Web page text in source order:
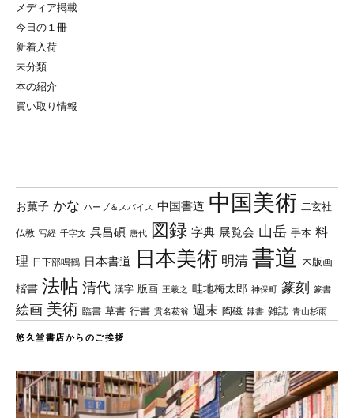
メディア掲載
今日の１冊
新着入荷
未分類
本の紹介
買い取り情報
お菓子 かな ハーブ＆スパイス 中国書道 中国美術 二玄社
仏教 写経 千字文 呉昌碩 唐代 図録 字典 展覧会 山岳 手本 料
理 日下部鳴鶴 日本書道 日本美術 明清 書道 木版画
楷書 法帖 清代 漢字 版画 王羲之 畦地梅太郎 神保町 篆刻 篆書
絵画 美術 臨書 草書 行書 貫名菘翁 週末 陶磁 隷書 雑誌 青山杉雨
悠久堂書店からのご挨拶